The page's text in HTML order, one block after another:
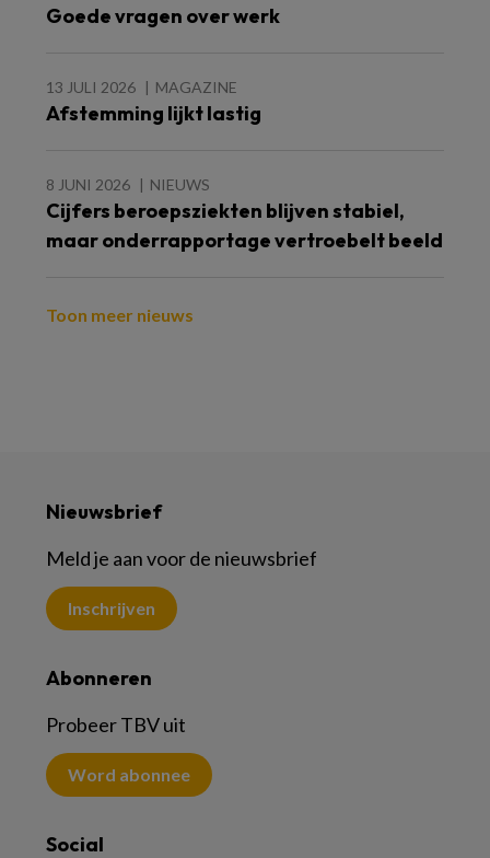
Goede vragen over werk
13 JULI 2026 MAGAZINE
Afstemming lijkt lastig
8 JUNI 2026 NIEUWS
Cijfers beroepsziekten blijven stabiel,
maar onderrapportage vertroebelt beeld
Toon meer nieuws
Nieuwsbrief
Meld je aan voor de nieuwsbrief
Inschrijven
Abonneren
Probeer TBV uit
Word abonnee
Social